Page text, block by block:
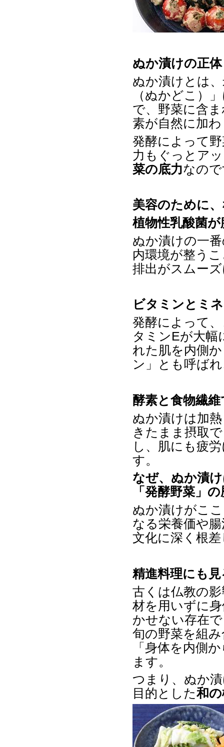
ぬか漬けの正
ぬか漬けとは
（ぬかどこ）
で、野菜に含
素が自然に加
発酵によって
力もぐっとア
菜の底力なの
美容のために
植物性乳酸菌
ぬか漬けの一
内環境が整う
排出がスムー
ビタミンとミ
発酵によって
タミンEが大幅
れた肌を内側
ン」とも呼ば
酵素と食物繊
ぬか漬けは加
きたまま摂取
し、肌にも疲
す。
なぜ、ぬか漬
「発酵野菜」
ぬか漬けがこ
なる栄養価や
文化に深く根
精進料理にも
古くは仏教の
材を用いずに
かせない存在
旬の野菜を組
「身体を内側
ます。
つまり、ぬか
目的とした和